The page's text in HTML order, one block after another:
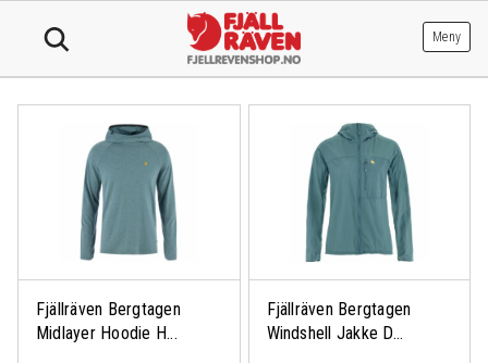
Meny
Fjällräven Bergtagen
Midlayer Hoodie H...
Fjällräven Bergtagen
Windshell Jakke D...